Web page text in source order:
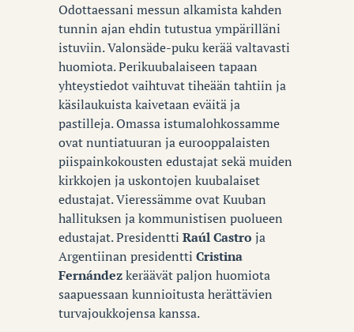
Odottaessani messun alkamista kahden
tunnin ajan ehdin tutustua ympärilläni
istuviin. Valonsäde-puku kerää valtavasti
huomiota. Perikuubalaiseen tapaan
yhteystiedot vaihtuvat tiheään tahtiin ja
käsilaukuista kaivetaan eväitä ja
pastilleja. Omassa istumalohkossamme
ovat nuntiatuuran ja eurooppalaisten
piispainkokousten edustajat sekä muiden
kirkkojen ja uskontojen kuubalaiset
edustajat. Vieressämme ovat Kuuban
hallituksen ja kommunistisen puolueen
edustajat. Presidentti Raúl Castro ja
Argentiinan presidentti Cristina
Fernándezkeräävät paljon huomiota
saapuessaan kunnioitusta herättävien
turvajoukkojensa kanssa.